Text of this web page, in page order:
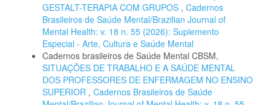
GESTALT-TERAPIA COM GRUPOS , Cadernos
Brasileiros de Saúde Mental/Brazilian Journal of
Mental Health: v. 18 n. 55 (2026): Suplemento
Especial - Arte, Cultura e Saúde Mental
Cadernos brasileiros de Saúde Mental CBSM,
SITUAÇÕES DE TRABALHO E A SAÚDE MENTAL
DOS PROFESSORES DE ENFERMAGEM NO ENSINO
SUPERIOR , Cadernos Brasileiros de Saúde